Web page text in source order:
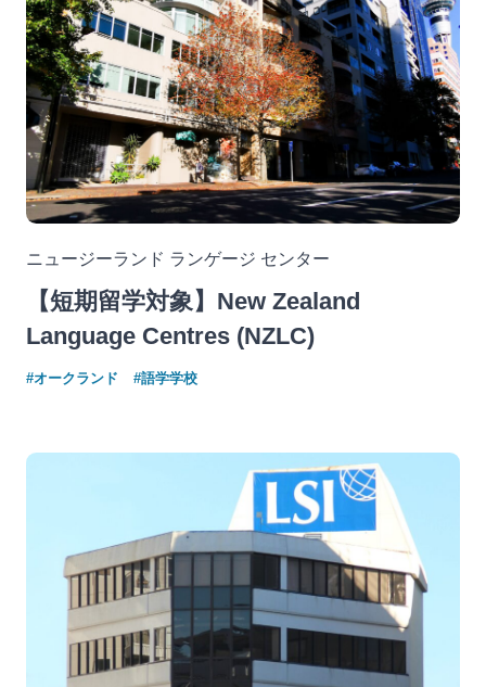
ニュージーランド ランゲージ センター
【短期留学対象】New Zealand
Language Centres (NZLC)
#オークランド #語学学校